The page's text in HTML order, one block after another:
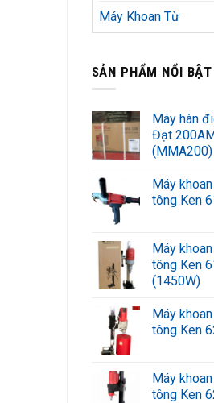
Máy Khoan Từ
SẢN PHẨM NỔI BẬT
Máy hàn
Đạt
(MMA200)
Máy
tông Ken
Máy
tông Ken
(1450W)
Máy
tông Ken
Máy
tông Ken